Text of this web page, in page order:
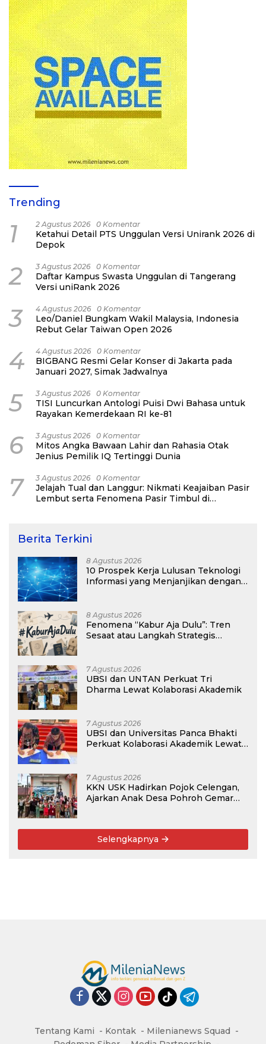
Trending
1 2 Agustus 2026 0 Komentar
Ketahui Detail PTS Unggulan Versi Unirank 2026 di
Depok
2 3 Agustus 2026 0 Komentar
Daftar Kampus Swasta Unggulan di Tangerang
Versi uniRank 2026
3 4 Agustus 2026 0 Komentar
Leo/Daniel Bungkam Wakil Malaysia, Indonesia
Rebut Gelar Taiwan Open 2026
4 4 Agustus 2026 0 Komentar
BIGBANG Resmi Gelar Konser di Jakarta pada
Januari 2027, Simak Jadwalnya
5 3 Agustus 2026 0 Komentar
TISI Luncurkan Antologi Puisi Dwi Bahasa untuk
Rayakan Kemerdekaan RI ke-81
6 3 Agustus 2026 0 Komentar
Mitos Angka Bawaan Lahir dan Rahasia Otak
Jenius Pemilik IQ Tertinggi Dunia
7 3 Agustus 2026 0 Komentar
Jelajah Tual dan Langgur: Nikmati Keajaiban Pasir
Lembut serta Fenomena Pasir Timbul di
Berita Terkini
8 Agustus 2026
10 Prospek Kerja Lulusan Teknologi
Informasi yang Menjanjikan dengan
8 Agustus 2026
Fenomena “Kabur Aja Dulu”: Tren
Sesaat atau Langkah Strategis
7 Agustus 2026
UBSI dan UNTAN Perkuat Tri
Dharma Lewat Kolaborasi Akademik
7 Agustus 2026
UBSI dan Universitas Panca Bhakti
Perkuat Kolaborasi Akademik Lewat
7 Agustus 2026
KKN USK Hadirkan Pojok Celengan,
Ajarkan Anak Desa Pohroh Gemar
Selengkapnya
Tentang Kami Kontak
Milenianews Squad